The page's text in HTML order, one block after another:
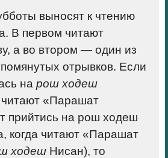
выносят к чтению
В первом читают
а во втором — один из
отрывков. Если
на рош ходеш
читают «Парашат
прийтись на рош ходеш
когда читают «Парашат
ходеш Нисан), то